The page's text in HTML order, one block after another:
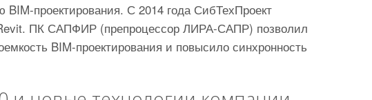
проектирования. С 2014 года СибТехПроект
ПК САПФИР (препроцессор ЛИРА-САПР) позволил
BIM-проектирования и повысило синхронность